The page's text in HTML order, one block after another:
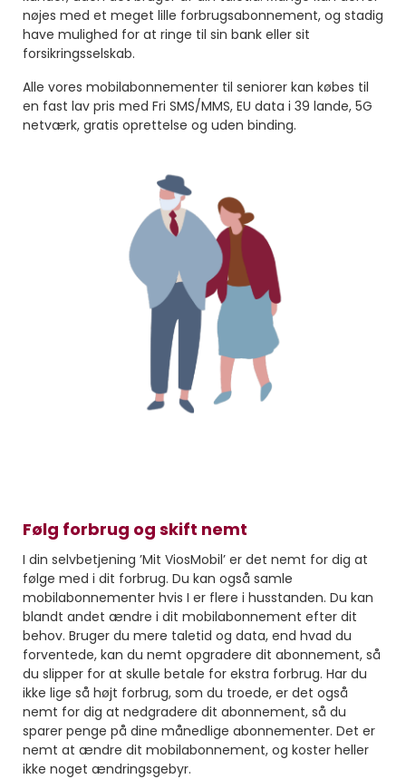
nøjes med et meget lille forbrugsabonnement, og stadig
have mulighed for at ringe til sin bank eller sit
forsikringsselskab.
Alle vores mobilabonnementer til seniorer kan købes til
en fast lav pris med Fri SMS/MMS, EU data i 39 lande, 5G
netværk, gratis oprettelse og uden binding.
Følg forbrug og skift nemt
I din selvbetjening ’Mit ViosMobil’ er det nemt for dig at
følge med i dit forbrug. Du kan også samle
mobilabonnementer hvis I er flere i husstanden. Du kan
blandt andet ændre i dit mobilabonnement efter dit
behov. Bruger du mere taletid og data, end hvad du
forventede, kan du nemt opgradere dit abonnement, så
du slipper for at skulle betale for ekstra forbrug. Har du
ikke lige så højt forbrug, som du troede, er det også
nemt for dig at nedgradere dit abonnement, så du
sparer penge på dine månedlige abonnementer. Det er
nemt at ændre dit mobilabonnement, og koster heller
ikke noget ændringsgebyr.